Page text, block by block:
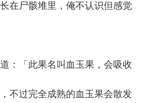
在尸骸堆里，俺不认识但感觉
「此果名叫血玉果，会吸收
不过完全成熟的血玉果会散发